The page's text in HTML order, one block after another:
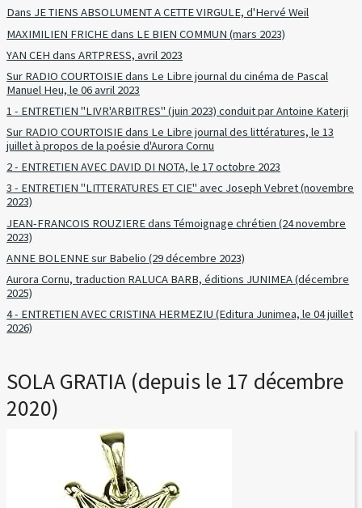
Dans JE TIENS ABSOLUMENT A CETTE VIRGULE, d'Hervé Weil
MAXIMILIEN FRICHE dans LE BIEN COMMUN (mars 2023)
YAN CEH dans ARTPRESS, avril 2023
Sur RADIO COURTOISIE dans Le Libre journal du cinéma de Pascal
Manuel Heu, le 06 avril 2023
1 - ENTRETIEN "LIVR'ARBITRES" (juin 2023) conduit par Antoine Katerji
Sur RADIO COURTOISIE dans Le Libre journal des littératures, le 13
juillet à propos de la poésie d'Aurora Cornu
2 - ENTRETIEN AVEC DAVID DI NOTA, le 17 octobre 2023
3 - ENTRETIEN "LITTERATURES ET CIE" avec Joseph Vebret (novembre
2023)
JEAN-FRANCOIS ROUZIERE dans Témoignage chrétien (24 novembre
2023)
ANNE BOLENNE sur Babelio (29 décembre 2023)
Aurora Cornu, traduction RALUCA BARB, éditions JUNIMEA (décembre
2025)
4 - ENTRETIEN AVEC CRISTINA HERMEZIU (Editura Junimea, le 04 juillet
2026)
SOLA GRATIA (depuis le 17 décembre
2020)